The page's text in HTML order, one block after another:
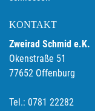
KONTAKT
Zweirad Schmid e.K.
Okenstraße 51
77652 Offenburg
Tel.: 0781 22282